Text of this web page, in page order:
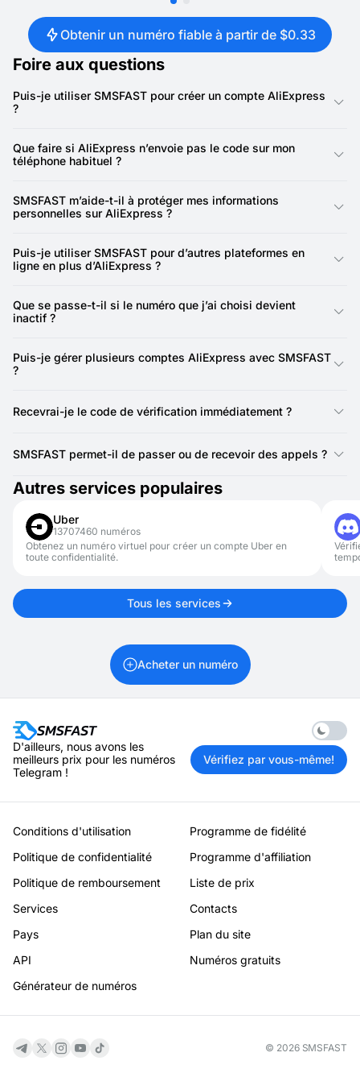
Obtenir un numéro fiable à partir de $0.33
Foire aux questions
Puis-je utiliser SMSFAST pour créer un compte AliExpress
?
vérification par SMS via des numéros virtuels, ce qui facilite
l’inscription sur AliExpress sans utiliser votre numéro de
Que faire si AliExpress n’envoie pas le code sur mon
téléphone habituel ?
internationaux. Si le code ne parvient pas à votre téléphone,
vous pouvez choisir un numéro d’un autre pays sur SMSFAST
SMSFAST m’aide-t-il à protéger mes informations
personnelles sur AliExpress ?
votre véritable numéro de téléphone avec la plateforme. Cela
réduit les risques de messages indésirables, de spam ou
Puis-je utiliser SMSFAST pour d’autres plateformes en
ligne en plus d’AliExpress ?
nombreuses autres plateformes et applications mobiles
nécessitant une vérification par SMS, comme des réseaux
Que se passe-t-il si le numéro que j’ai choisi devient
inactif ?
durée limitée. S’ils deviennent inactifs, il suffit d’actualiser la
page pour obtenir de nouveaux numéros ajoutés régulièrement
Puis-je gérer plusieurs comptes AliExpress avec SMSFAST
?
est pratique pour gérer plusieurs comptes sans avoir besoin de
plusieurs téléphones ou cartes SIM.
Recevrai-je le code de vérification immédiatement ?
quelques secondes. SMSFAST affiche les messages en temps
réel afin que vous puissiez finaliser l’inscription sans attendre.
SMSFAST permet-il de passer ou de recevoir des appels ?
Non. SMSFAST est conçu uniquement pour la réception de
SMS et de codes de vérification. Il ne prend pas en charge les
Autres services populaires
Uber
13707460 numéros
Obtenez un numéro virtuel pour créer un compte Uber en
toute confidentialité.
Tous les services
Acheter un numéro
Enable
D'ailleurs, nous avons les
meilleurs prix pour les numéros
Telegram !
Vérifiez par vous-même!
Conditions d'utilisation
Programme de fidélité
Politique de confidentialité
Programme d'affiliation
Politique de remboursement
Liste de prix
Services
Contacts
Pays
Plan du site
API
Numéros gratuits
Générateur de numéros
© 2026 SMSFAST